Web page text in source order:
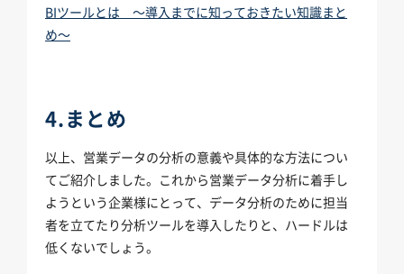
BIツールとは ～導入までに知っておきたい知識まと
め～
4.まとめ
以上、営業データの分析の意義や具体的な方法につい
てご紹介しました。これから営業データ分析に着手し
ようという企業様にとって、データ分析のために担当
者を立てたり分析ツールを導入したりと、ハードルは
低くないでしょう。